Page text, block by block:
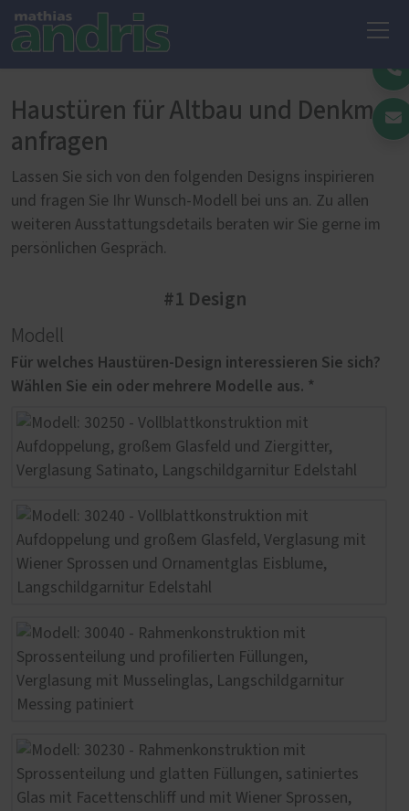
Haustüren für Altbau und Denkmal
anfragen
Lassen Sie sich von den folgenden Designs inspirieren
und fragen Sie Ihr Wunsch-Modell bei uns an. Zu allen
weiteren Ausstattungsdetails beraten wir Sie gerne im
persönlichen Gespräch.
#1 Design
Modell
Für welches Haustüren-Design interessieren Sie sich?
Wählen Sie ein oder mehrere Modelle aus. *